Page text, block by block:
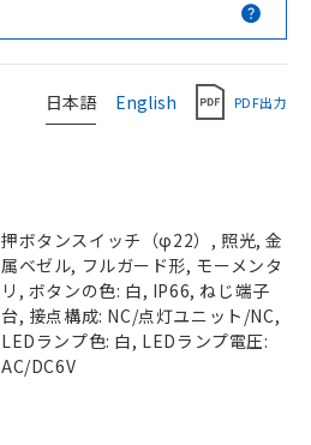
日本語 English PDF出力
押ボタンスイッチ（φ22）, 照光, 金
属ベゼル, フルガード形, モーメンタ
リ, ボタンの色: 白, IP66, ねじ端子
台, 接点構成: NC/点灯ユニット/NC,
LEDランプ色: 白, LEDランプ電圧:
AC/DC6V